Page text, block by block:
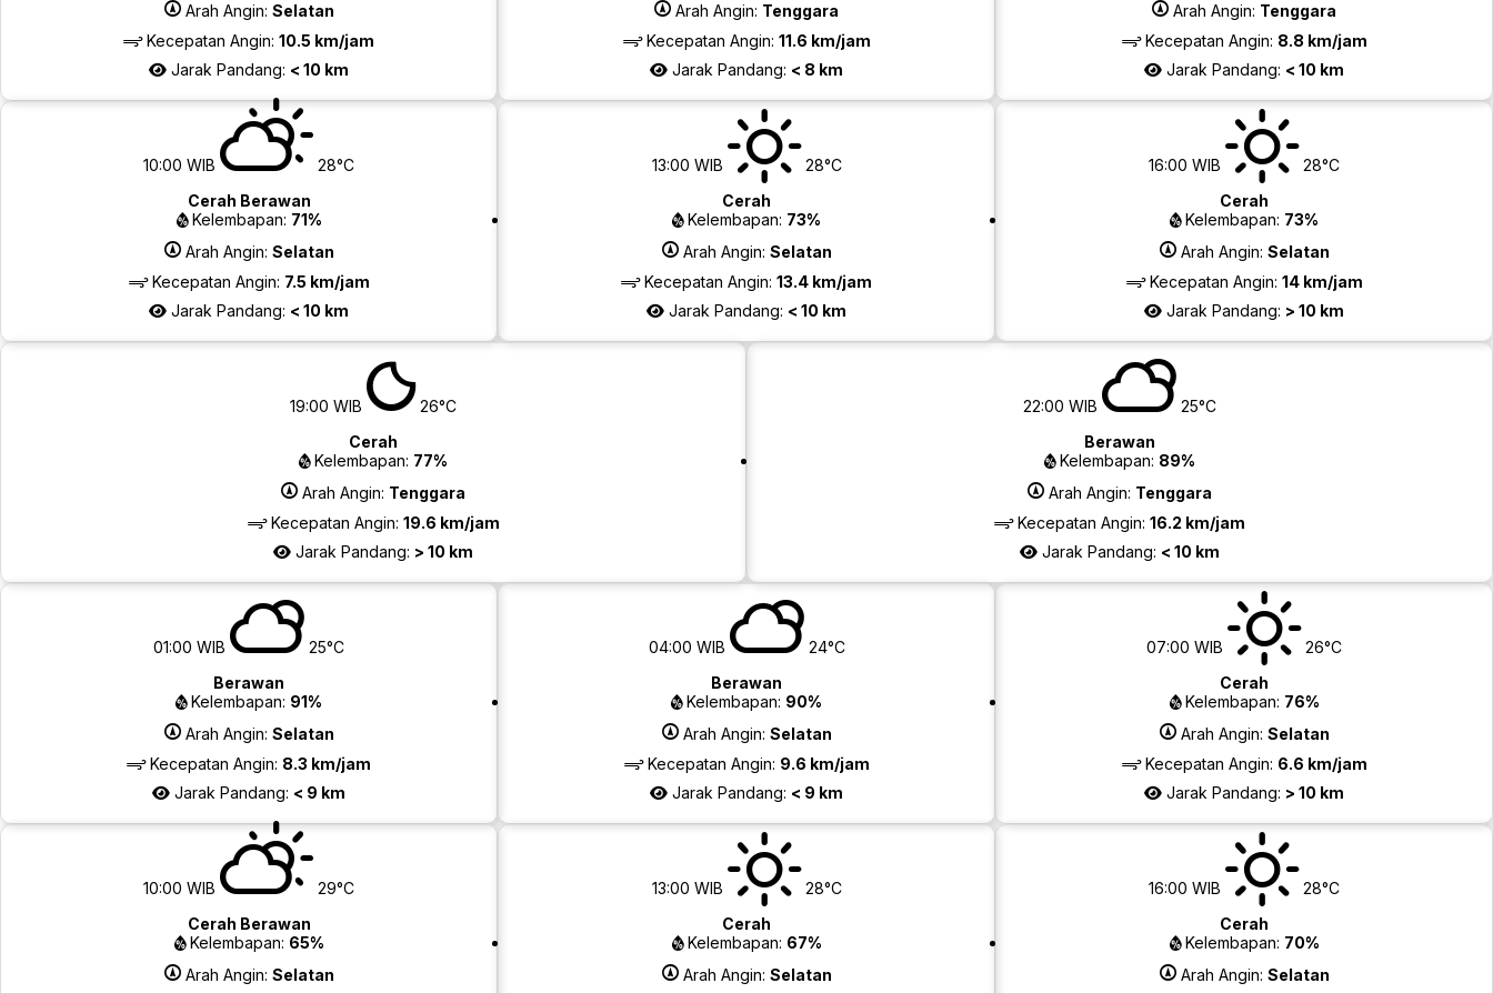
Arah Angin: Selatan
Kecepatan Angin: 10.5 km/jam
Jarak Pandang: < 10 km
Arah Angin: Tenggara
Kecepatan Angin: 11.6 km/jam
Jarak Pandang: < 8 km
Arah Angin: Tenggara
Kecepatan Angin: 8.8 km/jam
Jarak Pandang: < 10 km
10:00 WIB
28°C
Cerah Berawan
Kelembapan: 71%
Arah Angin: Selatan
Kecepatan Angin: 7.5 km/jam
Jarak Pandang: < 10 km
13:00 WIB
28°C
Cerah
Kelembapan: 73%
Arah Angin: Selatan
Kecepatan Angin: 13.4 km/jam
Jarak Pandang: < 10 km
16:00 WIB
28°C
Cerah
Kelembapan: 73%
Arah Angin: Selatan
Kecepatan Angin: 14 km/jam
Jarak Pandang: > 10 km
19:00 WIB
26°C
Cerah
Kelembapan: 77%
Arah Angin: Tenggara
Kecepatan Angin: 19.6 km/jam
Jarak Pandang: > 10 km
22:00 WIB
25°C
Berawan
Kelembapan: 89%
Arah Angin: Tenggara
Kecepatan Angin: 16.2 km/jam
Jarak Pandang: < 10 km
01:00 WIB
25°C
Berawan
Kelembapan: 91%
Arah Angin: Selatan
Kecepatan Angin: 8.3 km/jam
Jarak Pandang: < 9 km
04:00 WIB
24°C
Berawan
Kelembapan: 90%
Arah Angin: Selatan
Kecepatan Angin: 9.6 km/jam
Jarak Pandang: < 9 km
07:00 WIB
26°C
Cerah
Kelembapan: 76%
Arah Angin: Selatan
Kecepatan Angin: 6.6 km/jam
Jarak Pandang: > 10 km
10:00 WIB
29°C
Cerah Berawan
Kelembapan: 65%
Arah Angin: Selatan
13:00 WIB
28°C
Cerah
Kelembapan: 67%
Arah Angin: Selatan
16:00 WIB
28°C
Cerah
Kelembapan: 70%
Arah Angin: Selatan